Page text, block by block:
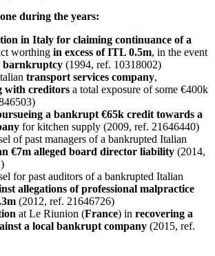
during the years:
in Italy for claiming continuance of a
worthing in excess of ITL 0.5m, in the event
barnkruptcy (1994, ref. 10318002)
transport services company,
with creditors a total exposure of some €400k
a bankrupt €65k credit towards a
for kitchen supply (2009, ref. 21646440)
of past managers of a bankrupted Italian
€7m alleged board director liability (2014,
for past auditors of a bankrupted Italian
allegations of professional malpractice
(2012, ref. 21646726)
at Le Riunion (France) in recovering a
a local bankrupt company (2015, ref.